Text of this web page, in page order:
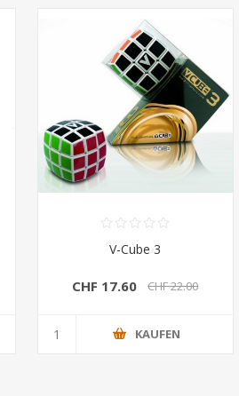
V-Cube 3
CHF 17.60 CHF 22.00
KAUFEN